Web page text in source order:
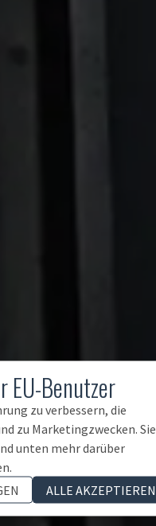
EU-Benutzer
zu verbessern, die
zu Marketingzwecken. Sie
unten mehr darüber
ALLE AKZEPTIEREN